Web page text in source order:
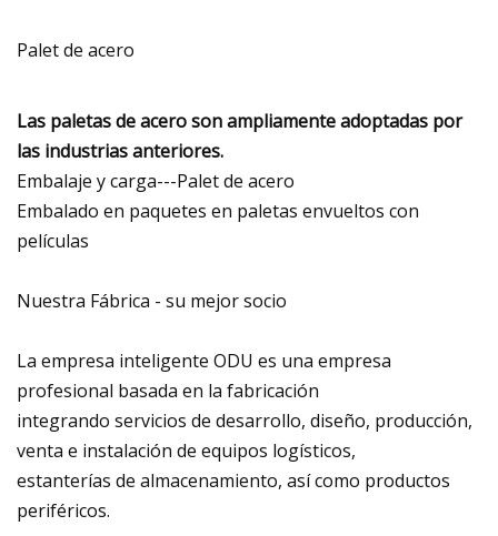
Palet de acero
Las paletas de acero son ampliamente adoptadas por
las industrias anteriores.
Embalaje y carga---Palet de acero
Embalado en paquetes en paletas envueltos con
películas
Nuestra Fábrica - su mejor socio
La empresa inteligente ODU es una empresa
profesional basada en la fabricación
integrando servicios de desarrollo, diseño, producción,
venta e instalación de equipos logísticos,
estanterías de almacenamiento, así como productos
periféricos.